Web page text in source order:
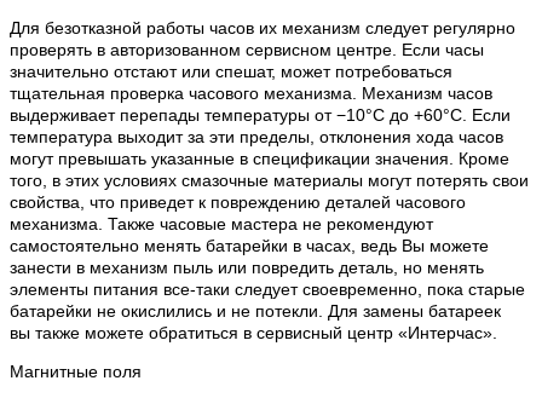
Для безотказной работы часов их механизм следует регулярно
проверять в авторизованном сервисном центре. Если часы
значительно отстают или спешат, может потребоваться
тщательная проверка часового механизма. Механизм часов
выдерживает перепады температуры от −10°C до +60°C. Если
температура выходит за эти пределы, отклонения хода часов
могут превышать указанные в спецификации значения. Кроме
того, в этих условиях смазочные материалы могут потерять свои
свойства, что приведет к повреждению деталей часового
механизма. Также часовые мастера не рекомендуют
самостоятельно менять батарейки в часах, ведь Вы можете
занести в механизм пыль или повредить деталь, но менять
элементы питания все-таки следует своевременно, пока старые
батарейки не окислились и не потекли. Для замены батареек
вы также можете обратиться в сервисный центр «Интерчас».
Магнитные поля